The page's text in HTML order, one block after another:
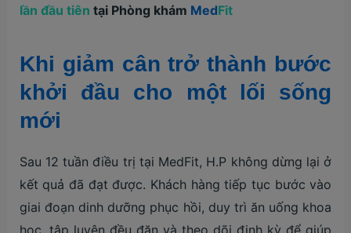
lần đầu tiên tại Phòng khám MedFit
Khi giảm cân trở thành bước
khởi đầu cho một lối sống
mới
Sau 12 tuần điều trị tại MedFit, H.P không dừng lại ở
kết quả đã đạt được. Khách hàng tiếp tục bước vào
giai đoạn dinh dưỡng phục hồi, duy trì ăn uống khoa
học, tập luyện đều đặn và theo dõi định kỳ để giúp